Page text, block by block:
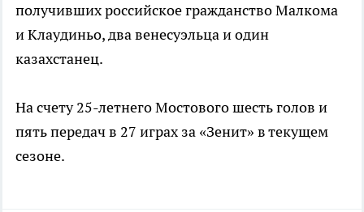
получивших российское гражданство Малкома
и Клаудиньо, два венесуэльца и один
казахстанец.
На счету 25-летнего Мостового шесть голов и
пять передач в 27 играх за «Зенит» в текущем
сезоне.